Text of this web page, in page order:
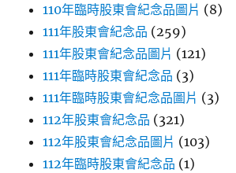
110年臨時股東會紀念品圖片 (8)
111年股東會紀念品 (259)
111年股東會紀念品圖片 (121)
111年臨時股東會紀念品 (3)
111年臨時股東會紀念品圖片 (3)
112年股東會紀念品 (321)
112年股東會紀念品圖片 (103)
112年臨時股東會紀念品 (1)